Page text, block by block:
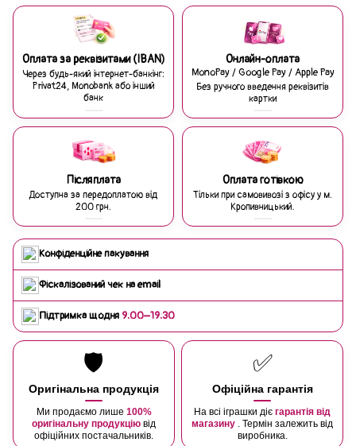
Оплата за реквізитами (IBAN)
Через будь-який інтернет-банкінг:
Privat24, Monobank або інший
банк
Онлайн-оплата
MonoPay / Google Pay / Apple Pay
Без ручного введення реквізитів
картки
Післяплата
Доступна за передоплатою від
200 грн.
Оплата готівкою
Тільки при самовивозі з офісу у м.
Кропивницький.
Конфіденційне пакування
Фіскалізований чек на email
Підтримка щодня 9:00–19:30
🛡️
Оригінальна продукція
Ми продаємо лише 100%
оригінальну продукцію від
офіційних постачальників.
✅
Офіційна гарантія
На всі іграшки діє гарантія від
магазину . Термін залежить від
виробника.